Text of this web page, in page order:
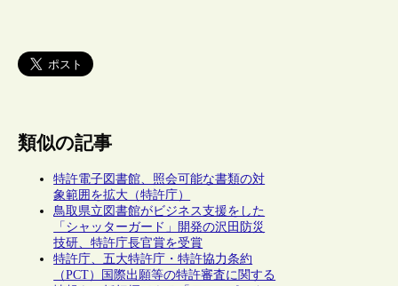
類似の記事
特許電子図書館、照会可能な書類の対
象範囲を拡大（特許庁）
鳥取県立図書館がビジネス支援をした
「シャッターガード」開発の沢田防災
技研、特許庁長官賞を受賞
特許庁、五大特許庁・特許協力条約
（PCT）国際出願等の特許審査に関する